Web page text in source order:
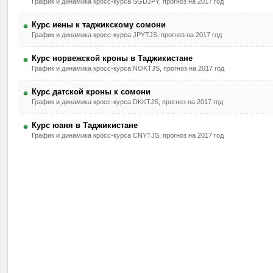
Курс иены к таджикскому сомони
График и динамика кросс-курса JPYTJS, прогноз на 2017 год
Курс норвежской кроны в Таджикистане
График и динамика кросс-курса NOKTJS, прогноз на 2017 год
Курс датской кроны к сомони
График и динамика кросс-курса DKKTJS, прогноз на 2017 год
Курс юаня в Таджикистане
График и динамика кросс-курса CNYTJS, прогноз на 2017 год